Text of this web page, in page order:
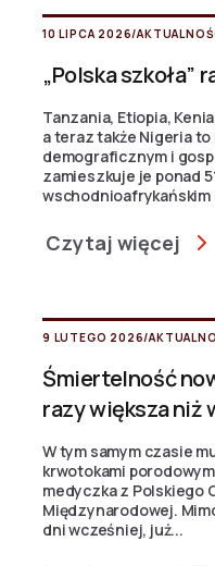
10 LIPCA 2026/
„Polska szkoła”
Tanzania, Etiopia,
a teraz także Nigeria
demograficznym i
zamieszkuje je ponad
Czytaj więcej
9 LUTEGO 2026/
Śmiertelność
razy większa niż
W tym samym czasie
krwotokami
medyczka z Polskiego
Międzynarodowej.
dni wcześniej, już...